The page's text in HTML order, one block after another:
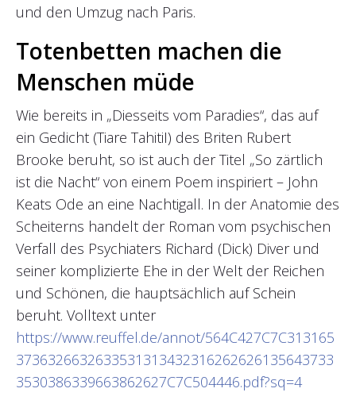
und den Umzug nach Paris.
Totenbetten machen die
Menschen müde
Wie bereits in „Diesseits vom Paradies“, das auf
ein Gedicht (Tiare TahitiI) des Briten Rubert
Brooke beruht, so ist auch der Titel „So zärtlich
ist die Nacht“ von einem Poem inspiriert – John
Keats Ode an eine Nachtigall. In der Anatomie des
Scheiterns handelt der Roman vom psychischen
Verfall des Psychiaters Richard (Dick) Diver und
seiner komplizierte Ehe in der Welt der Reichen
und Schönen, die hauptsächlich auf Schein
beruht. Volltext unter
https://www.reuffel.de/annot/564C427C7C313165
3736326632633531313432316262626135643733
3530386339663862627C7C504446.pdf?sq=4